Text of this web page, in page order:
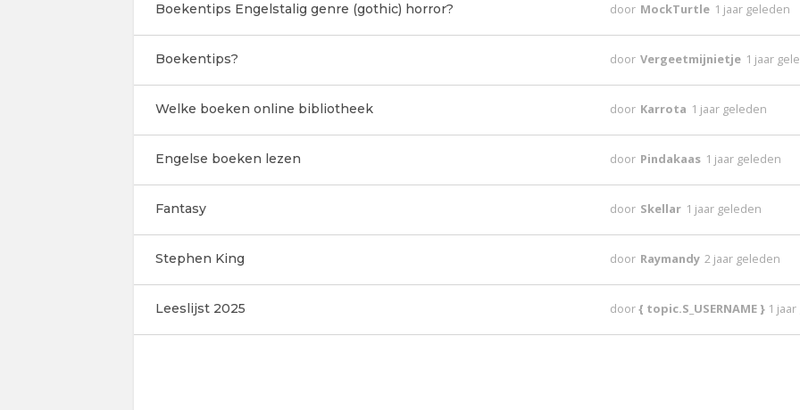
Boekentips Engelstalig genre (gothic) horror? door MockTurtle 1 jaar geleden
Boekentips? door Vergeetmijnietje 1 jaar
Welke boeken online bibliotheek door Karrota 1 jaar geleden
Engelse boeken lezen door Pindakaas 1 jaar geleden
Fantasy door Skellar 1 jaar geleden
Stephen King door Raymandy 2 jaar geleden
Leeslijst 2025 door{ topic.S_USERNAME } 1